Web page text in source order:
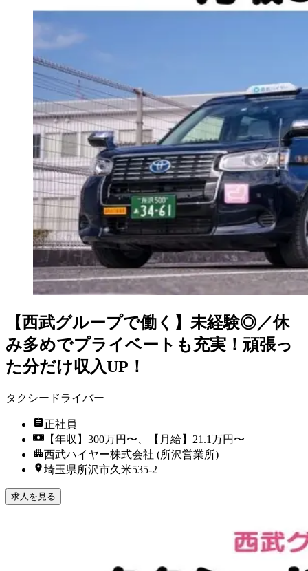
【西武グループで働く】未経験◎／休
み多めでプライベートも充実！頑張っ
た分だけ収入UP！
タクシードライバー
正社員
【年収】300万円〜、【月給】21.1万円〜
西武ハイヤー株式会社 (所沢営業所)
埼玉県所沢市久米535-2
求人を見る